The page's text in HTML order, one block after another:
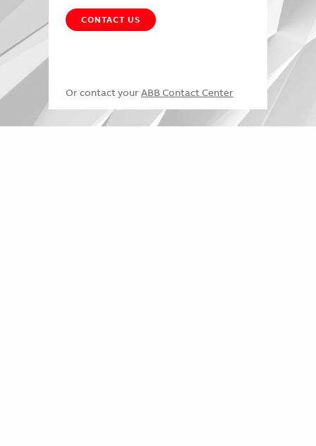
CONTACT US
Or contact your ABB Contact Center